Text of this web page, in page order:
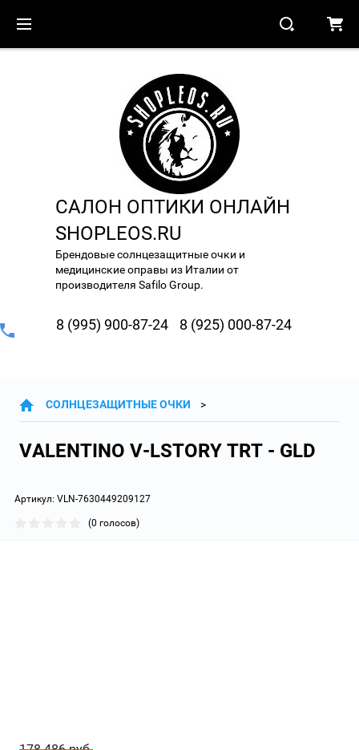
САЛОН ОПТИКИ ОНЛАЙН
SHOPLEOS.RU
Брендовые солнцезащитные очки и
медицинские оправы из Италии от
производителя Safilo Group.
8 (995) 900-87-24 8 (925) 000-87-24
СОЛНЦЕЗАЩИТНЫЕ ОЧКИ
VALENTINO V-LSTORY TRT - GLD
Артикул: VLN-7630449209127
(0 голосов)